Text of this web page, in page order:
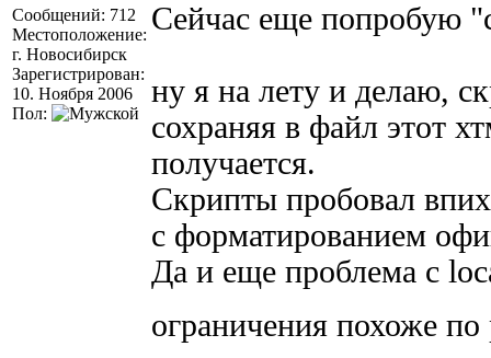
Сообщений: 712
Местоположение:
г. Новосибирск
Зарегистрирован:
10. Ноября 2006
Пол:
Сейчас еще попробую
ну я на лету и делаю,
сохраняя в файл этот
получается.
Скрипты пробовал
с форматированием
Да и еще проблема с
ограничения похоже